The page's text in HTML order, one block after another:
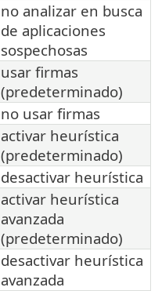
no analizar en busca
de aplicaciones
sospechosas
usar firmas
(predeterminado)
no usar firmas
activar heurística
(predeterminado)
desactivar heurística
activar heurística
avanzada
(predeterminado)
desactivar heurística
avanzada